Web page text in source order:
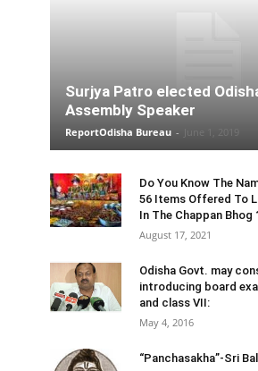
Surjya Patro elected
Assembly Speaker
ReportOdisha Bureau -
Do You Know The
56 Items Offered To
In The Chappan Bhog
August 17, 2021
Odisha Govt. may
introducing board
and class VII:
May 4, 2016
“Panchasakha”-Sri